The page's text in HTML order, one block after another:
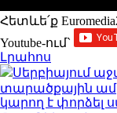
Հետևե՛ք
Youtube-ում`
Լրահոս
Սերբիայում
տարածքային
կարող է փորձել